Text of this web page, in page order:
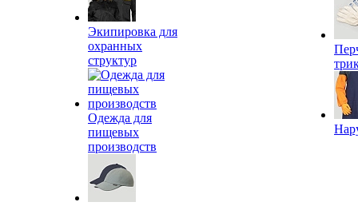
Экипировка для
охранных
структур
Одежда для
пищевых
производств